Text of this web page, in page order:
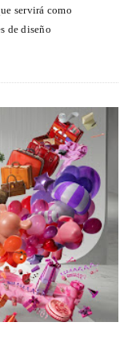
servirá como
de diseño